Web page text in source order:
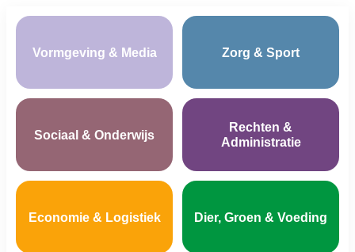
Vormgeving & Media Zorg & Sport
Sociaal & Onderwijs
Rechten &
Administratie
Economie & Logistiek Dier, Groen & Voeding